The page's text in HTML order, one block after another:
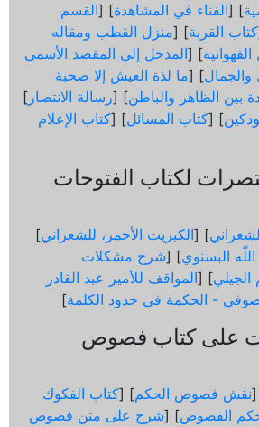
] [الفناء في المشاهدة] [القسم
كتاب القربة] [منزل القطب ومقاله
] [المدخل إلى المقصد الأسمى
والجمال] [ما لذة العيش إلا صحبة
بين الظاهر والباطن] [رسالة الانتصار ]
] [كتاب المسائل] [كتاب الإعلام
لكتاب الفتوحات
] [الكبريت الأحمر، للشعراني]
البسنوي] [شرح مشكلات
الجيلي] [المواقف للأمير عبد القادر
- الحكمة في حدود الكلمة]
على كتاب فصوص
نقش فصوص الحكم] [كتاب الفكوك
الفصوص] [شرح على متن فصوص